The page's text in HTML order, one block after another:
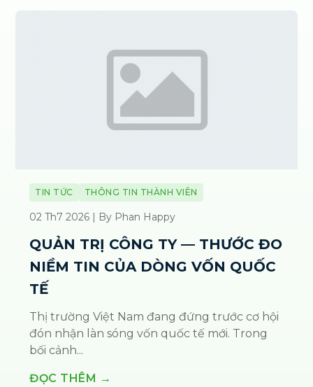
TIN TỨC THÔNG TIN THÀNH VIÊN
02 Th7 2026 | By Phan Happy
QUẢN TRỊ CÔNG TY — THƯỚC ĐO
NIỀM TIN CỦA DÒNG VỐN QUỐC
TẾ
Thị trường Việt Nam đang đứng trước cơ hội
đón nhận làn sóng vốn quốc tế mới. Trong
bối cảnh...
ĐỌC THÊM →